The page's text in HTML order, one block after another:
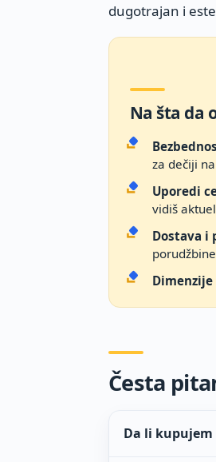
dugotrajan i
Na šta da
za dečiji
Uporedi
vidiš
Dostava i
Česta
Da li